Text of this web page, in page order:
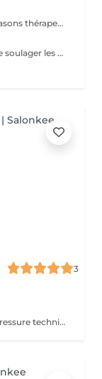
Accompagnement en Phytothérapie et Diapasons thérapeutiques
La réflexologie plantaire pour bébé permet de soulager les maux de vos tout-petits comme : * les troubles du sommeil * les troubles digestifs * les poussées dentaires * les otalgies etc. Séance pour votre bébé ou pour vous, afin d'apprendre à soulager votre bébé par quelques gestes de réflexologie plantaire
3
A relaxing hand treatment using traditional pressure techniques applied to specific points of the hands. Ideal for tired, overworked hands and anyone who spends long hours typing, writing, or using handheld devices.